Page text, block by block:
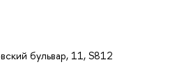
бульвар, 11, S812